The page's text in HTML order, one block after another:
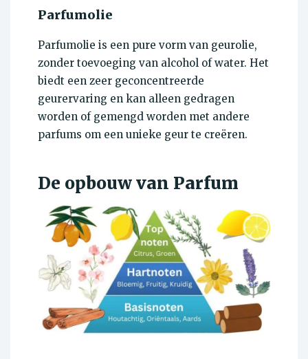
Parfumolie
Parfumolie is een pure vorm van geurolie,
zonder toevoeging van alcohol of water. Het
biedt een zeer geconcentreerde
geurervaring en kan alleen gedragen
worden of gemengd worden met andere
parfums om een unieke geur te creëren.
De opbouw van Parfum